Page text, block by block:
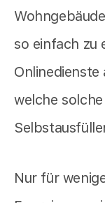
so einfach zu
welche
Nur für